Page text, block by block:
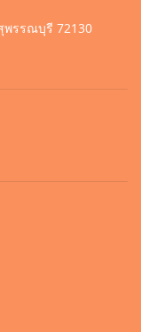
พรรณบุรี 72130